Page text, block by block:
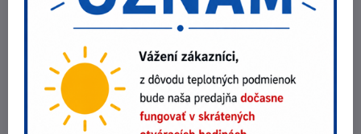
Fotogaléria
POZRI NA ZĽAVY !